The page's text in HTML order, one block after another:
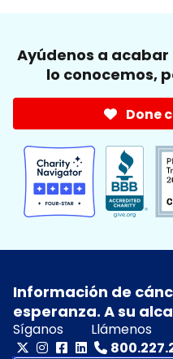
Ayúdenos a
lo conocemos,
Done
Información de
esperanza. A su
Síganos
Llámenos